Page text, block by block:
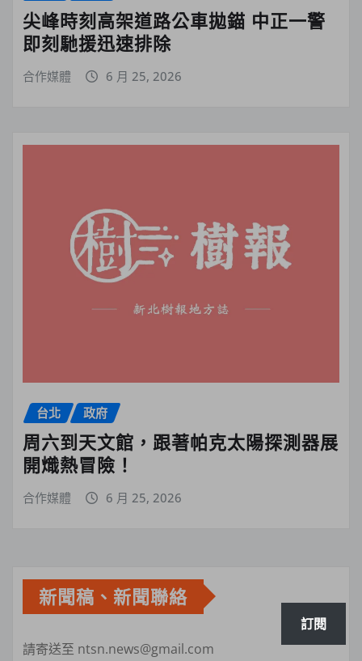
尖峰時刻高架道路公車拋錨 中正一警
即刻馳援迅速排除
合作媒體 6 月 25, 2026
台北 政府
周六到天文館，跟著帕克太陽探測器展
開熾熱冒險！
合作媒體 6 月 25, 2026
新聞稿、新聞聯絡
請寄送至 ntsn.news@gmail.com
訂閱